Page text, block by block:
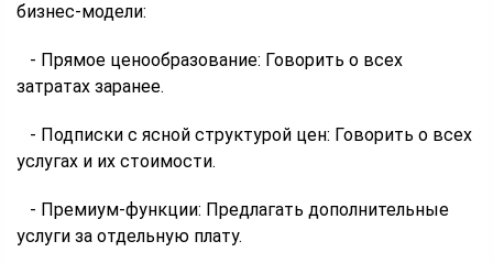
бизнес-модели:
- Прямое ценообразование: Говорить о всех
затратах заранее.
- Подписки с ясной структурой цен: Говорить о всех
услугах и их стоимости.
- Премиум-функции: Предлагать дополнительные
услуги за отдельную плату.